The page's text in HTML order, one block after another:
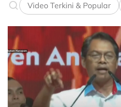
Video Terkini & Popular